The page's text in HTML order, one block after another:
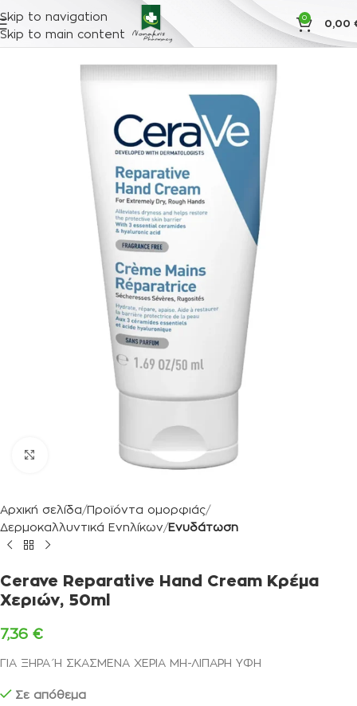
Skip to navigation
Skip to main content
0
0,00
Κλικ για μεγέθυνση
Αρχική σελίδα Προϊόντα ομορφιάς
Δερμοκαλλυντικά Ενηλίκων Ενυδάτωση
Cerave Reparative Hand Cream Κρέμα
Χεριών, 50ml
7,36 €
ΓΙΑ ΞΗΡΑ Ή ΣΚΑΣΜΕΝΑ ΧΕΡΙΑ ΜΗ-ΛΙΠΑΡΗ ΥΦΗ
Σε απόθεμα